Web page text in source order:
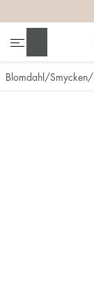
Blomdahl Smycken